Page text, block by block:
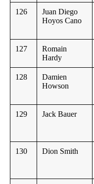
126
Juan Diego
Hoyos Cano
127
Romain
Hardy
128
Damien
Howson
129
Jack Bauer
130
Dion Smith